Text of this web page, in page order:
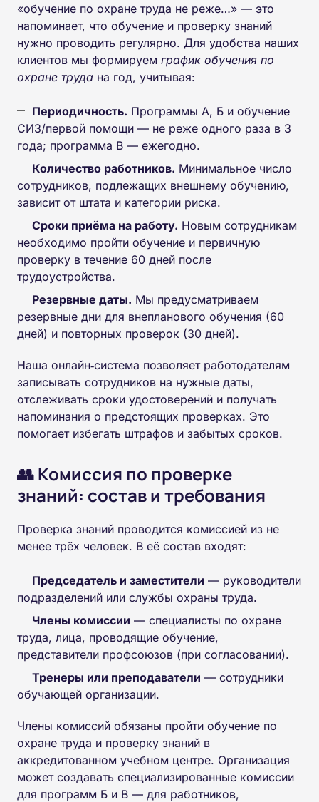
«обучение по охране труда не реже…» — это
напоминает, что обучение и проверку знаний
нужно проводить регулярно. Для удобства наших
клиентов мы формируем график обучения по
охране труда на год, учитывая:
Периодичность. Программы А, Б и обучение
СИЗ/первой помощи — не реже одного раза в 3
года; программа В — ежегодно.
Количество работников. Минимальное число
сотрудников, подлежащих внешнему обучению,
зависит от штата и категории риска.
Сроки приёма на работу. Новым сотрудникам
необходимо пройти обучение и первичную
проверку в течение 60 дней после
трудоустройства.
Резервные даты. Мы предусматриваем
резервные дни для внепланового обучения (60
дней) и повторных проверок (30 дней).
Наша онлайн‑система позволяет работодателям
записывать сотрудников на нужные даты,
отслеживать сроки удостоверений и получать
напоминания о предстоящих проверках. Это
помогает избегать штрафов и забытых сроков.
👥 Комиссия по проверке
знаний: состав и требования
Проверка знаний проводится комиссией из не
менее трёх человек. В её состав входят:
Председатель и заместители — руководители
подразделений или службы охраны труда.
Члены комиссии — специалисты по охране
труда, лица, проводящие обучение,
представители профсоюзов (при согласовании).
Тренеры или преподаватели — сотрудники
обучающей организации.
Члены комиссий обязаны пройти обучение по
охране труда и проверку знаний в
аккредитованном учебном центре. Организация
может создавать специализированные комиссии
для программ Б и В — для работников,